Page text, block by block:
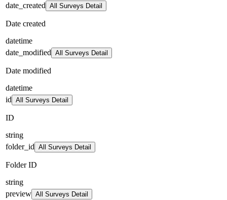
date_created All Surveys Detail
Date created
datetime
date_modified All Surveys Detail
Date modified
datetime
id All Surveys Detail
ID
string
folder_id All Surveys Detail
Folder ID
string
preview All Surveys Detail